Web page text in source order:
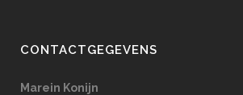
CONTACTGEGEVENS
Marein Konijn